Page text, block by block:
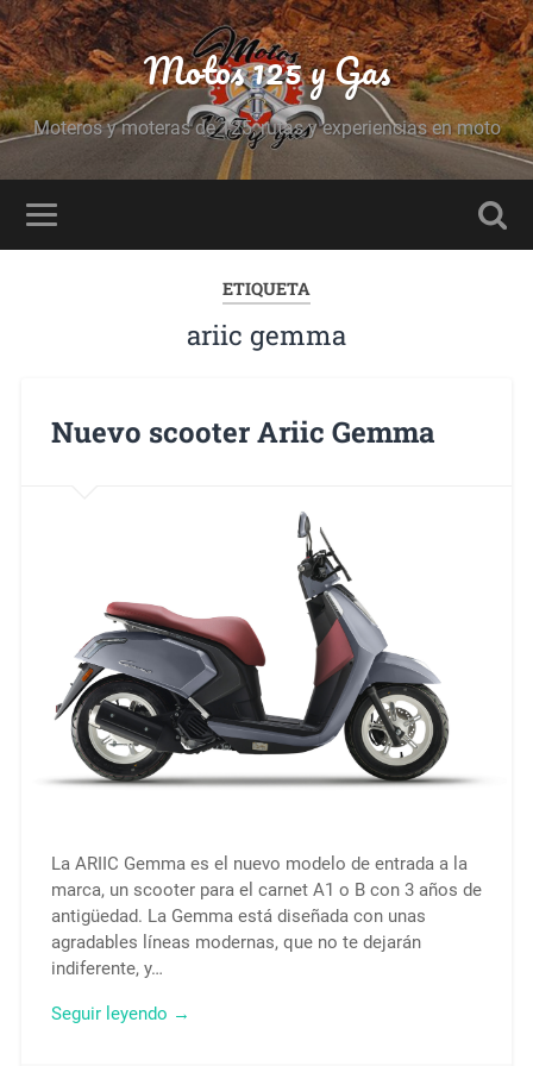
Motos 125 y Gas
Moteros y moteras de 125, rutas y experiencias en moto
ETIQUETA
ariic gemma
Nuevo scooter Ariic Gemma
La ARIIC Gemma es el nuevo modelo de entrada a la
marca, un scooter para el carnet A1 o B con 3 años de
antigüedad. La Gemma está diseñada con unas
agradables líneas modernas, que no te dejarán
indiferente, y…
Seguir leyendo →